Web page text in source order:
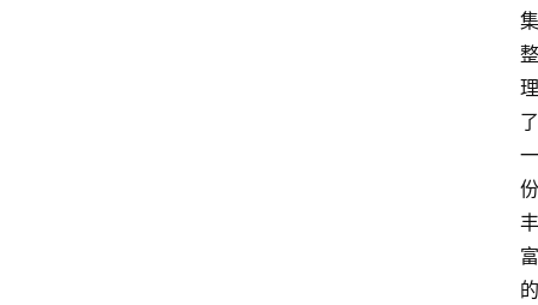
集
整
理
了
一
份
丰
富
的